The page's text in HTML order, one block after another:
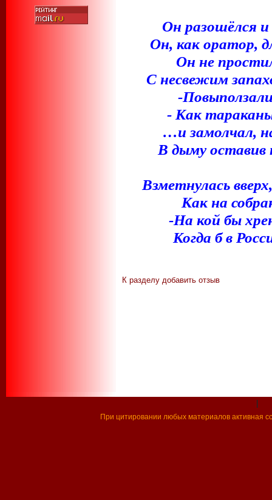
Он разошёлся
Он, как оратор,
Он не
С несвежим
-
- Как
…и замолчал,
В дыму оставив
Взметнулась
Как на
-На кой бы
Когда б в
К разделу добавить отзыв
При цитировании любых материалов активная